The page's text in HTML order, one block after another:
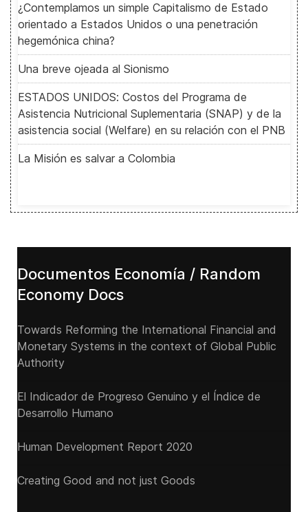
¿Contemplamos un simple Capitalismo de Estado
orientado a Estados Unidos o una penetración
hegemónica china?
Una breve ojeada al Sionismo
ESTADOS UNIDOS: Costos del Programa de
Asistencia Nutricional Suplementaria (SNAP) y de la
asistencia social (Welfare) en su relación con el PNB
La Misión es salvar a Colombia
Documentos Economía / Random
Economy Docs
Towards Reforming the International Financial and
Monetary Systems in the context of Global Public
Authority
El Indicador de Progreso Genuino y el Índice de
Desarrollo Humano
Human Development Report 2020
Creating Good and not just Goods